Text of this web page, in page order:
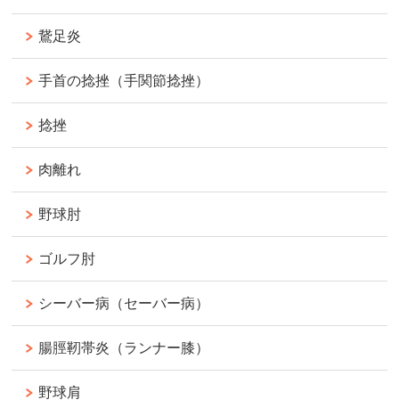
鵞足炎
手首の捻挫（手関節捻挫）
捻挫
肉離れ
野球肘
ゴルフ肘
シーバー病（セーバー病）
腸脛靭帯炎（ランナー膝）
野球肩